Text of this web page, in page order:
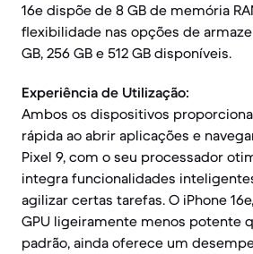
16e dispõe de 8 GB de memória
flexibilidade nas opções de
GB, 256 GB e 512 GB disponíveis.
Experiência de Utilização:
Ambos os dispositivos
rápida ao abrir aplicações e
Pixel 9, com o seu processador
integra funcionalidades
agilizar certas tarefas. O iPhone
GPU ligeiramente menos potente
padrão, ainda oferece um